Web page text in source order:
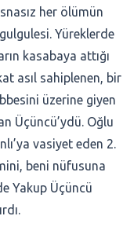
her ölümün
Yüreklerde
kasabaya attığı
asıl sahiplenen, bir
üzerine giyen
Üçüncü’ydü. Oğlu
vasiyet eden 2.
beni nüfusuna
Yakup Üçüncü